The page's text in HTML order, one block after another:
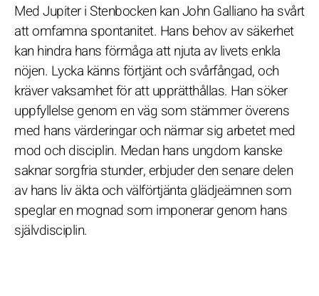
Med Jupiter i Stenbocken kan John Galliano ha svårt
att omfamna spontanitet. Hans behov av säkerhet
kan hindra hans förmåga att njuta av livets enkla
nöjen. Lycka känns förtjänt och svårfångad, och
kräver vaksamhet för att upprätthållas. Han söker
uppfyllelse genom en väg som stämmer överens
med hans värderingar och närmar sig arbetet med
mod och disciplin. Medan hans ungdom kanske
saknar sorgfria stunder, erbjuder den senare delen
av hans liv äkta och välförtjänta glädjeämnen som
speglar en mognad som imponerar genom hans
självdisciplin.